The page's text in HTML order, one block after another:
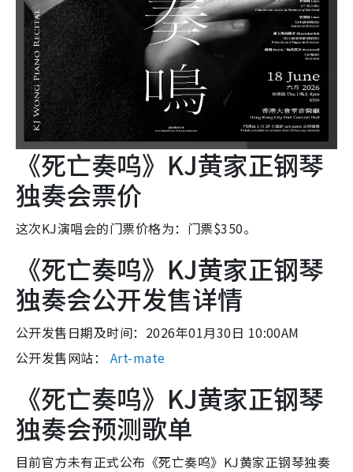
《死亡奏呜》KJ黄家正钢琴
独奏会票价
这次KJ演唱会的门票价格为：门票$350。
《死亡奏呜》KJ黄家正钢琴
独奏会公开发售详情
公开发售日期及时间：2026年01月30日 10:00AM
公开发售网站： Art-mate
《死亡奏呜》KJ黄家正钢琴
独奏会预测歌单
目前官方未有正式公布《死亡奏呜》KJ黄家正钢琴独奏